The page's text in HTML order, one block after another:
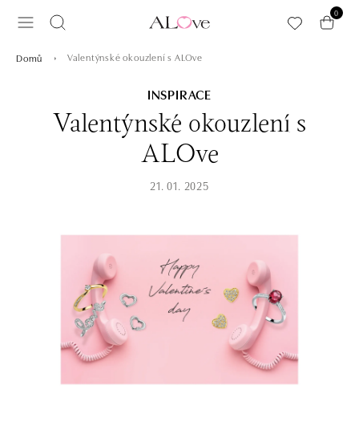
0
Domů Valentýnské okouzlení s ALOve
INSPIRACE
Valentýnské okouzlení s
ALOve
21. 01. 2025